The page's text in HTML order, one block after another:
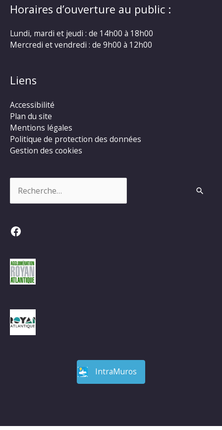
Horaires d’ouverture au public :
Lundi, mardi et jeudi : de 14h00 à 18h00
Mercredi et vendredi : de 9h00 à 12h00
Liens
Accessibilité
Plan du site
Mentions légales
Politique de protection des données
Gestion des cookies
Facebook
IntraMuros